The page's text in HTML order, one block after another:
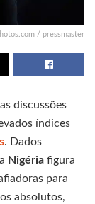
/ pressmaster
discussões
índices
. Dados
Nigéria figura
para
absolutos,